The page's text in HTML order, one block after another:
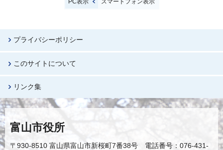
PC表示 スマートフォン表示
プライバシーポリシー
このサイトについて
リンク集
富山市役所
〒930-8510 富山県富山市新桜町7番38号 電話番号：076-431-